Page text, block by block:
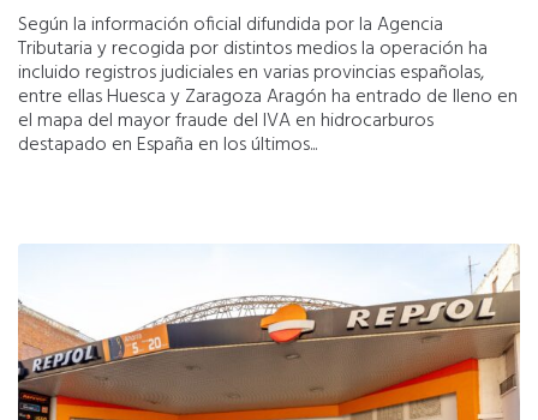
Según la información oficial difundida por la Agencia
Tributaria y recogida por distintos medios la operación ha
incluido registros judiciales en varias provincias españolas,
entre ellas Huesca y Zaragoza Aragón ha entrado de lleno en
el mapa del mayor fraude del IVA en hidrocarburos
destapado en España en los últimos...